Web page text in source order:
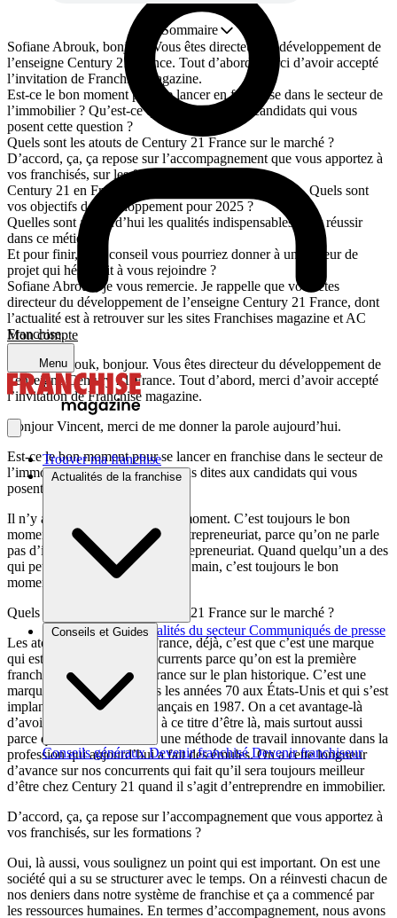
Mon compte
Menu
Trouver ma franchise
Actualités de la franchise
Brèves et actus Actualités du secteur Communiqués de presse
Conseils et Guides
Conseils généraux Devenir franchisé Devenir franchiseur
Sommaire
Sofiane Abrouk, bonjour. Vous êtes directeur du développement de
l’enseigne Century 21 France. Tout d’abord, merci d’avoir accepté
l’invitation de Franchise magazine.
Est-ce le bon moment pour se lancer en franchise dans le secteur de
l’immobilier ? Qu’est-ce que vous dites aux candidats qui vous
posent cette question ?
Quels sont les atouts de Century 21 France sur le marché ?
D’accord, ça, ça repose sur l’accompagnement que vous apportez à
vos franchisés, sur les formations ?
Century 21 en France, c’est aujourd’hui 950 agences. Quels sont
vos objectifs de développement pour 2025 ?
Quelles sont aujourd’hui les qualités indispensables pour réussir
dans ce métier ?
Et pour finir, quel conseil vous pourriez donner à un porteur de
projet qui hésiterait à vous rejoindre ?
Sofiane Abrouk, je vous remercie. Je rappelle que vous êtes
directeur du développement de l’enseigne Century 21 France, dont
l’actualité est à retrouver sur les sites Franchises magazine et AC
Franchise.
Sofiane Abrouk, bonjour. Vous êtes directeur du développement de
l’enseigne Century 21 France. Tout d’abord, merci d’avoir accepté
l’invitation de Franchise magazine.
Bonjour Vincent, merci de me donner la parole aujourd’hui.
Est-ce le bon moment pour se lancer en franchise dans le secteur de
l’immobilier ? Qu’est-ce que vous dites aux candidats qui vous
posent cette question ?
Il n’y a jamais bon ou mauvais moment. C’est toujours le bon
moment pour se lancer dans l’entrepreneuriat, parce qu’on ne parle
pas d’immobilier, on parle d’entrepreneuriat. Quand quelqu’un a des
qui peut être prend son destin en main, c’est toujours le bon
moment.
Quels sont les atouts de Century 21 France sur le marché ?
Les atouts de Century 21 France, déjà, c’est que c’est une marque
qui est jalousée par ses concurrents parce qu’on est la première
franchise immobilière en France sur le plan historique. C’est une
marque qui a été créée dans les années 70 aux États-Unis et qui s’est
implantée sur le territoire français en 1987. On a cet avantage-là
d’avoir été précurseur, déjà à ce titre d’être là, mais surtout aussi
parce qu’on est arrivé avec une méthode de travail innovante dans la
profession qui aujourd’hui a fait des émules. On a cette longueur
d’avance sur nos concurrents qui fait qu’il sera toujours meilleur
d’être chez Century 21 quand il s’agit d’entreprendre en immobilier.
D’accord, ça, ça repose sur l’accompagnement que vous apportez à
vos franchisés, sur les formations ?
Oui, là aussi, vous soulignez un point qui est important. On est une
société qui a su se structurer avec le temps. On a réinvesti chacun de
nos deniers dans notre système de franchise et ça a commencé par
les ressources humaines. En termes d’accompagnement, nous avons